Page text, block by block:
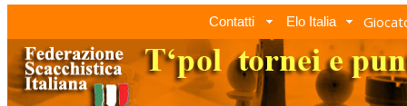
Contatti Elo Italia